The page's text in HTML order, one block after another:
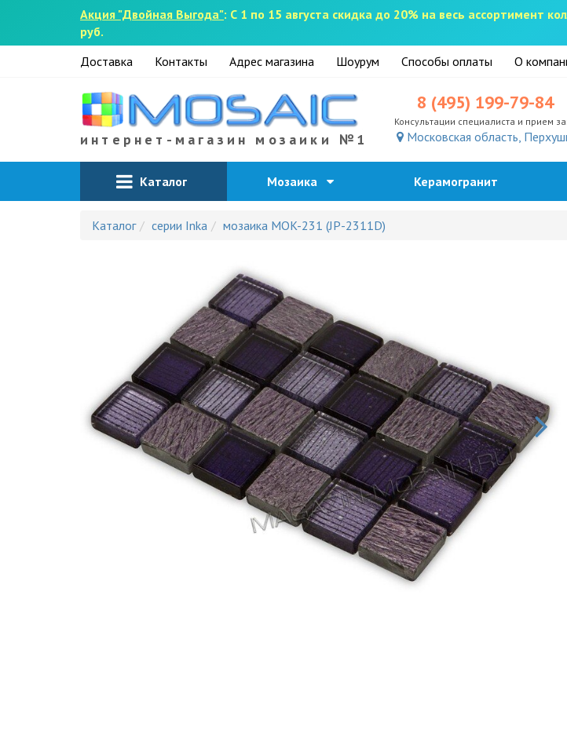
Акция "Двойная Выгода": С 1 по 15 августа скидка до 20% на весь ассортимент
руб.
Доставка Контакты Адрес магазина Шоурум Способы оплаты О
интернет-магазин мозаики №1
8 (495) 199-79-84
Консультации специалиста и прием
Московская область,
Каталог Мозаика Керамогранит
Каталог серии Inka мозаика MOK-231 (JP-2311D)